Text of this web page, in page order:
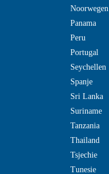
Noorwegen
Panama
Peru
Portugal
Seychellen
Spanje
Sri Lanka
Suriname
Tanzania
Thailand
Tsjechie
Tunesie